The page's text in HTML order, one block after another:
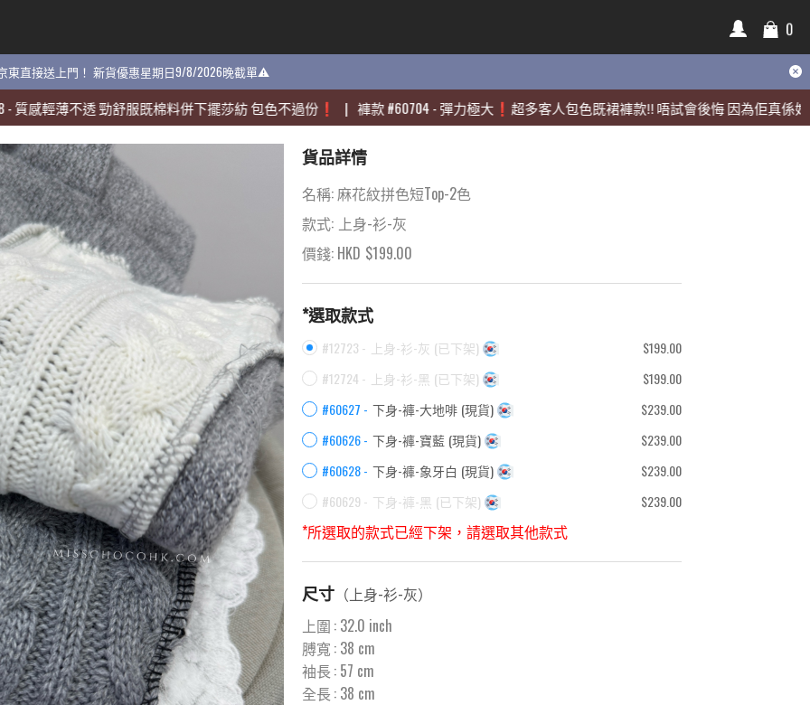
0
東直接送上門！ 新貨優惠星期日9/8/2026晚截單⚠️
薄不透 勁舒服既棉料併下擺莎紡 包色不過份❗️ | 褲款 # 60704-彈力極大❗️超多客人包色既裙褲款‼️ 唔試會後悔 因為佢真係好靚🫶🏻
0
東直接送上門！ 新貨優惠星期日9/8/2026晚截單⚠️
薄不透 勁舒服既棉料併下擺莎紡 包色不過份❗️ | 褲款 # 60704-彈力極大❗️超多客人包色既裙褲款‼️ 唔試會後悔 因為佢真係好靚🫶🏻
貨品詳情
名稱: 麻花紋拼色短Top-2色
款式: 上身-衫-灰
價錢: HKD $199.00
*選取款式
#12723 - 上身-衫-灰 (已下架)
$199.00
#12724 - 上身-衫-黑 (已下架)
$199.00
#60627 - 下身-褲-大地啡 (現貨)
$239.00
#60626 - 下身-褲-寶藍 (現貨)
$239.00
#60628 - 下身-褲-象牙白 (現貨)
$239.00
#60629 - 下身-褲-黑 (已下架) $239.00
*所選取的款式已經下架，請選取其他款式
尺寸 （上身-衫-灰）
上圍 : 32.0 inch
膊寬 : 38 cm
袖長 : 57 cm
全長 : 38 cm